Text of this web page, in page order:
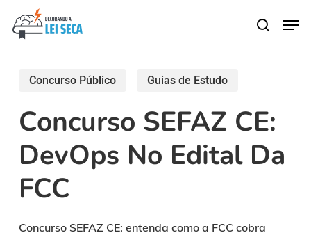
content
search
Concurso Público Guias de Estudo
Concurso SEFAZ CE:
DevOps No Edital Da
FCC
Concurso SEFAZ CE: entenda como a FCC cobra